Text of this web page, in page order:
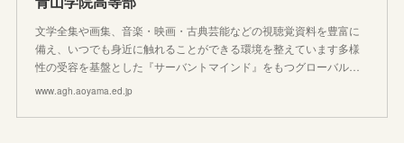
文学全集や画集、音楽・映画・古典芸能などの視聴覚資料を豊富に
備え、いつでも身近に触れることができる環境を整えています多様
性の受容を基盤とした『サーバントマインド』をもつグローバル…
www.agh.aoyama.ed.jp